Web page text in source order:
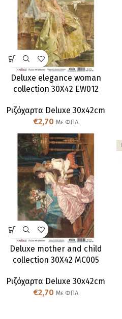
Deluxe elegance woman
collection 30X42 EW012
Ριζόχαρτα Deluxe 30x42cm
€2,70 Με ΦΠΑ
Deluxe mother and child
collection 30X42 MC005
Ριζόχαρτα Deluxe 30x42cm
€2,70 Με ΦΠΑ